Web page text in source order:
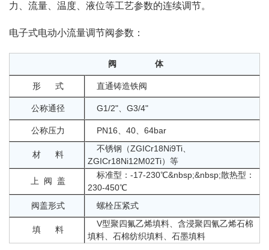
力、流量、温度、液位等工艺参数的连续调节。
电子式电动小流量调节阀参数：
阀 体
形 式 直通铸造铁阀
公称通径 G1/2"、G3/4"
公称压力 PN16、40、64bar
材 料
不锈钢（ZGICr18Ni9Ti、
ZGICr18Ni12M02Ti）等
上 阀 盖
标准型：-17-230℃&nbsp;&nbsp;散热型：
230-450℃
阀盖形式
螺栓压紧式
填 料
V型聚四氟乙烯填料、含浸聚四氰乙烯石棉
填料、石棉纺织填料、石墨填料